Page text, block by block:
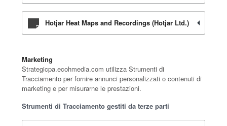
Hotjar Heat Maps and Recordings (Hotjar Ltd.)
Marketing
Strategicpa.ecohmedia.com utilizza Strumenti di
Tracciamento per fornire annunci personalizzati o contenuti di
marketing e per misurarne le prestazioni.
Strumenti di Tracciamento gestiti da terze parti